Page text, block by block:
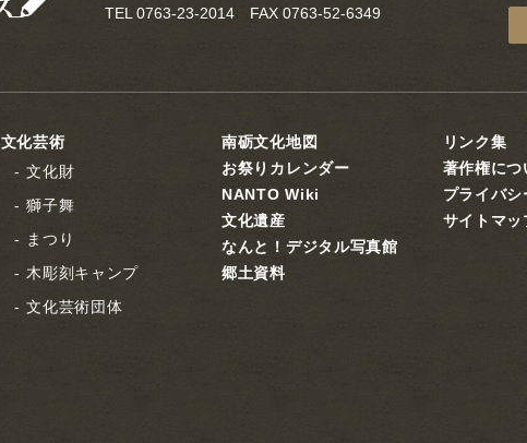
TEL 0763-23-2014 FAX 0763-52-6349
文化芸術
文化財
獅子舞
まつり
木彫刻キャンプ
文化芸術団体
南砺文化地図
お祭りカレンダー
NANTO Wiki
文化遺産
なんと！デジタル写真館
郷土資料
リンク集
著作権につ
プライバ
サイトマッ